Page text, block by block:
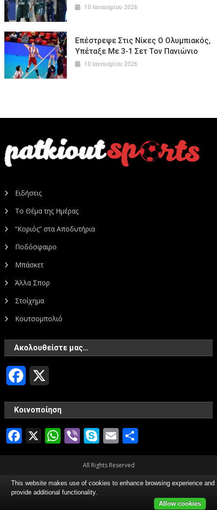
10 Ιανουαρίου 2026
Επέστρεψε Στις Νίκες Ο Ολυμπιακός,
Υπέταξε Με 3-1 Σετ Τον Πανιώνιο
10 Ιανουαρίου 2026
Ειδήσεις
Το Θέμα της Ημέρας
“Κοριός” στα Αποδυτήρια
Ποδόσφαιρο
Μπάσκετ
Άλλα Σπορ
Στοίχημα
Κουτσομπολιό
Ακολουθείστε μας…
Facebook
Κοινοποίηση
Facebook
X WhatsApp
ViberSkype
Email
All Rights Reserved
This website makes use of cookies to enhance browsing experience and
provide additional functionality.
Allow cookies